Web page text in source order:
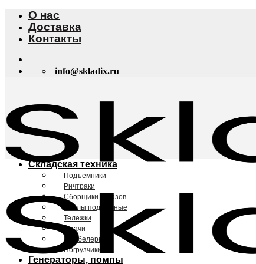
Skip
content
О нас
Доставка
Контакты
info@skladix.ru
Складская техника
Подъемники
Ричтраки
Сборщики заказов
Столы подъемные
Тележки
Тягачи
Штабелеры
Погрузчики
Генераторы, помпы